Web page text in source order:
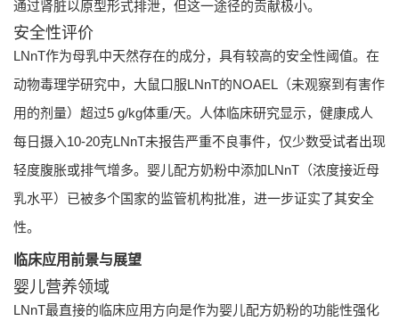
通过肾脏以原型形式排泄，但这一途径的贡献极小。
安全性评价
LNnT作为母乳中天然存在的成分，具有较高的安全性阈值。在
动物毒理学研究中，大鼠口服LNnT的NOAEL（未观察到有害作
用的剂量）超过5 g/kg体重/天。人体临床研究显示，健康成人
每日摄入10-20克LNnT未报告严重不良事件，仅少数受试者出现
轻度腹胀或排气增多。婴儿配方奶粉中添加LNnT（浓度接近母
乳水平）已被多个国家的监管机构批准，进一步证实了其安全
性。
临床应用前景与展望
婴儿营养领域
LNnT最直接的临床应用方向是作为婴儿配方奶粉的功能性强化